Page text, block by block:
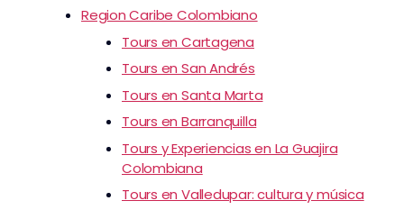
Region Caribe Colombiano
Tours en Cartagena
Tours en San Andrés
Tours en Santa Marta
Tours en Barranquilla
Tours y Experiencias en La Guajira
Colombiana
Tours en Valledupar: cultura y música